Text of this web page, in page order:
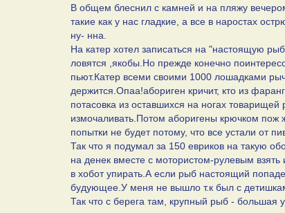
В общем блеснил с камней и на пляжу
такие как у нас гладкие, а все в наростах
ну- нна.
На катер хотел записаться на "настоящую
ловятся ,якобы.Но прежде конечно
пьют.Катер всеми своими 1000 лошадками
держится.Опаа!абориген кричит, кто из
потасовка из оставшихся на ногах
измочаливать.Потом аборигены крючком пож
попытки не будет потому, что все устали от
Так что я подумал за 150 евриков на такую
на денек вместе с мотористом-рулевым взять
в хобот упирать.А если рыб настоящий
будующее.У меня не вышло т.к был с
Так что с берега там, крупный рыб - большая